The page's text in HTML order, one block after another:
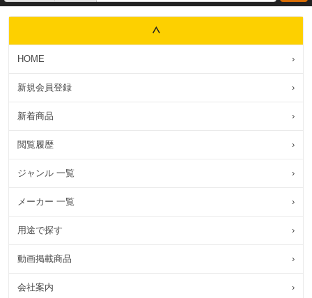
HOME ›
新規会員登録 ›
新着商品 ›
閲覧履歴 ›
ジャンル 一覧 ›
メーカー 一覧 ›
用途で探す ›
動画掲載商品 ›
会社案内 ›